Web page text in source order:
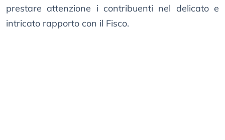
prestare attenzione i contribuenti nel delicato e
intricato rapporto con il Fisco.